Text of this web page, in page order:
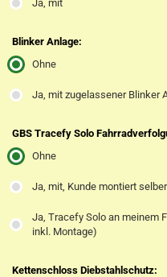
Ja, mit
Blinker Anlage:
Ohne
Ja, mit zugelassener Blinker
GBS Tracefy Solo
Ohne
Ja, mit, Kunde montiert selber
Ja, Tracefy Solo an meinem
inkl. Montage)
Kettenschloss Diebstahlschutz: